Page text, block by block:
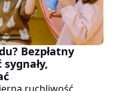
Bezpłatny